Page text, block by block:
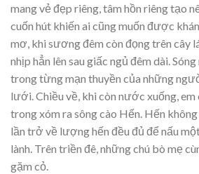
mang vẻ đẹp riêng, tâm hồn riêng tạo
cuốn hút khiến ai cũng muốn được
mơ, khi sương đêm còn đọng trên cây
nhịp hẳn lên sau giấc ngủ đêm dài.
trong từng mạn thuyền của những
lưới. Chiều về, khi còn nước xuống, em
trong xóm ra sông cào Hến. Hến
lần trở về lượng hến đều đủ để nấu
lành. Trên triền đê, những chú bò mẹ
gặm cỏ.